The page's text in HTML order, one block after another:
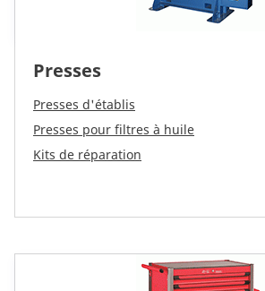
Presses
Presses d'établis
Presses pour filtres à huile
Kits de réparation